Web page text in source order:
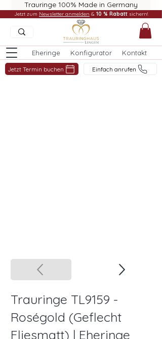
Trauringe 100% Made in Germany
Eheringe Konfigurator Kontakt
Jetzt Termin buchen Einfach anrufen
Jetzt zum Newsletter anmelden & 10 % Rabatt sichern!
Trauringe TL9159 -
Roségold (Geflecht
Fliesmatt) | Eheringe